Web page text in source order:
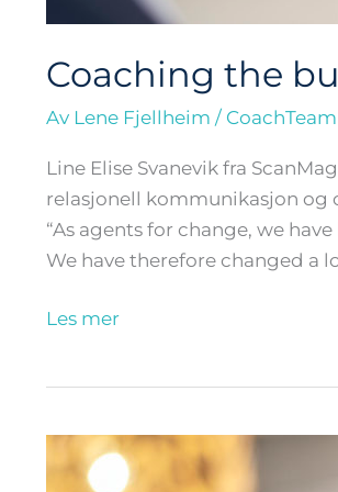
Coaching the
Av Lene Fjellheim /
Line Elise Svanevik fra
relasjonell kommunikasjon og
“As agents for change, we
We have therefore changed a
Les mer
Coachende
lederskap